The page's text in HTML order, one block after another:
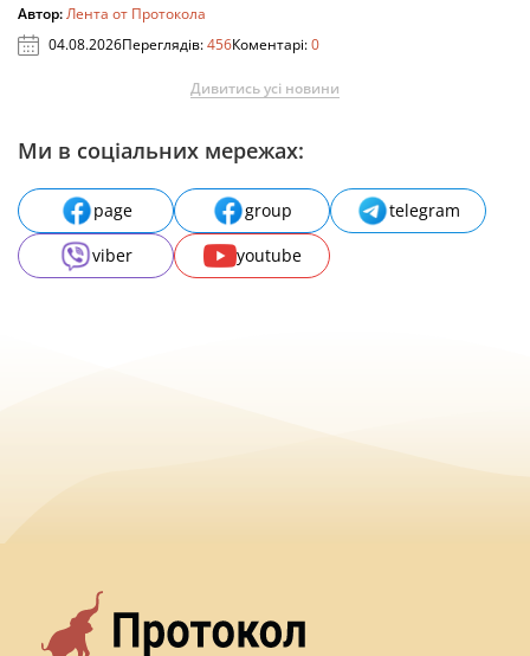
Автор:Лента от Протокола
04.08.2026Переглядів:456Коментарі:0
Дивитись усі новини
Ми в соціальних мережах:
page group
telegram
viber
youtube